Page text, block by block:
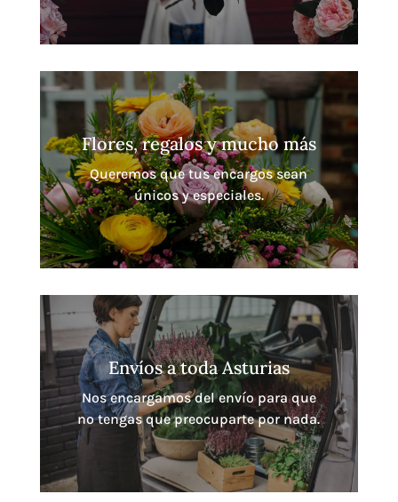
Flores, regalos y mucho más
Queremos que tus encargos sean
únicos y especiales.
Envíos a toda Asturias
Nos encargamos del envío para que
no tengas que preocuparte por nada.